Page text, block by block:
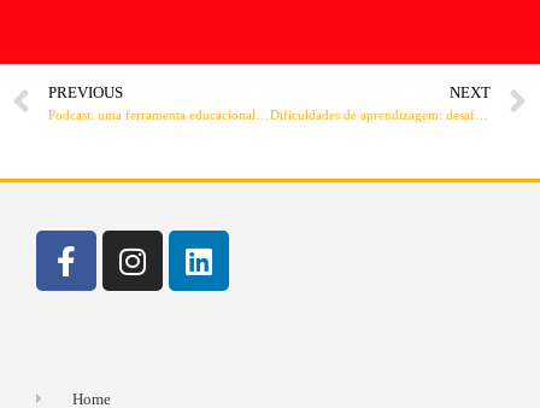
PREVIOUS NEXT
Dificuldades de aprendizagem: desafios e soluções
Home